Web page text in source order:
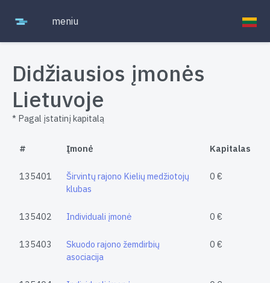
meniu
Didžiausios įmonės
Lietuvoje
* Pagal įstatinį kapitalą
# Įmonė Kapitalas
135401
Širvintų rajono Kielių medžiotojų
klubas
0 €
135402 Individuali įmonė 0 €
135403
Skuodo rajono žemdirbių
asociacija
0 €